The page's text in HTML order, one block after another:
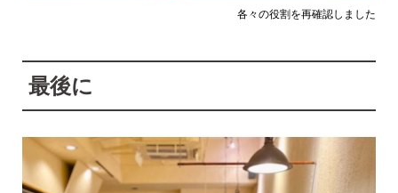
各々の役割を再確認しました
最後に